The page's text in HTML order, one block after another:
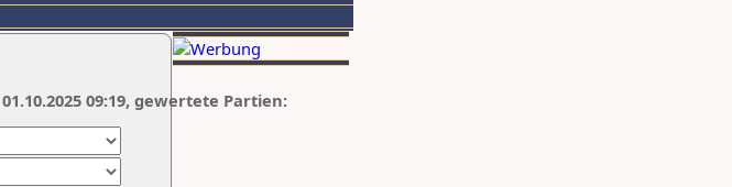
09:19, gewertete Partien: